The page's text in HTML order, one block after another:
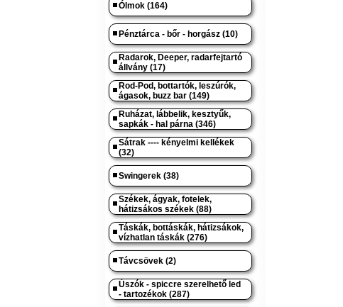
Ólmok (164)
Pénztárca - bőr - horgász (10)
Radarok, Deeper, radarfejtartó
állvány (17)
Rod-Pod, bottartók, leszúrók,
ágasok, buzz bar (149)
Ruházat, lábbelik, kesztyűk,
sapkák - hal párna (346)
Sátrak ---- kényelmi kellékek
(32)
Swingerek (38)
Székek, ágyak, fotelek,
hátizsákos székek (88)
Táskák, bottáskák, hátizsákok,
vízhatlan táskák (276)
Távcsövek (2)
Úszók - spiccre szerelhető led
- tartozékok (287)